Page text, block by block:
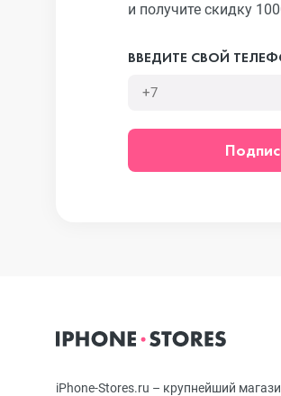
iPhone 13 mini
iPhone 12 Pro Max
iPhone 11 Pro Max
и получите скидку
ВВЕДИТЕ СВОЙ
iPhone-Stores.ru – крупнейший